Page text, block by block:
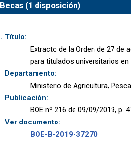
Becas (1 disposición)
Título:
Extracto de la Orden de 27 de
para titulados universitarios
Departamento:
Ministerio de Agricultura,
Publicación:
BOE nº 216 de 09/09/2019, p.
Ver documento:
BOE-B-2019-37270